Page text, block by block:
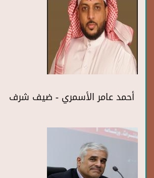
أحمد عامر الأسمري - ضيف شرف